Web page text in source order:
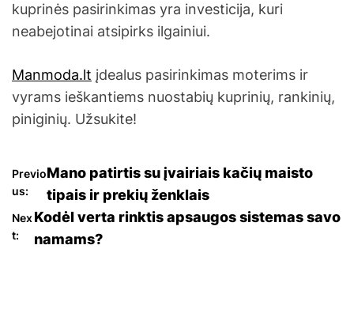
kuprinės pasirinkimas yra investicija, kuri
neabejotinai atsipirks ilgainiui.
Manmoda.lt įdealus pasirinkimas moterims ir
vyrams ieškantiems nuostabių kuprinių, rankinių,
piniginių. Užsukite!
N
a
v
Previo
us:
Mano patirtis su įvairiais kačių maisto
tipais ir prekių ženklais
Nex
t:
Kodėl verta rinktis apsaugos sistemas savo
namams?